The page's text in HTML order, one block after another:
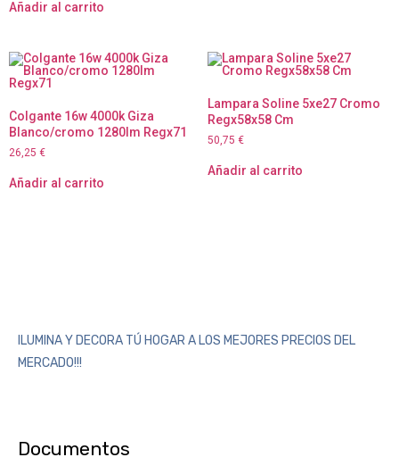
Añadir al carrito
Colgante 16w 4000k Giza
Blanco/cromo 1280lm Regx71
26,25 €
Añadir al carrito
Lampara Soline 5xe27 Cromo
Regx58x58 Cm
50,75 €
Añadir al carrito
ILUMINA Y DECORA TÚ HOGAR A LOS MEJORES PRECIOS DEL
MERCADO!!!
Documentos